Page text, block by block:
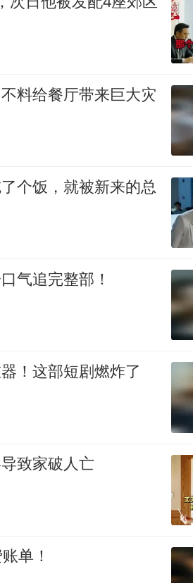
料给餐厅带来巨大灾
个饭，就被新来的总
气追完整部！
！这部短剧燃炸了
致家破人亡
单！